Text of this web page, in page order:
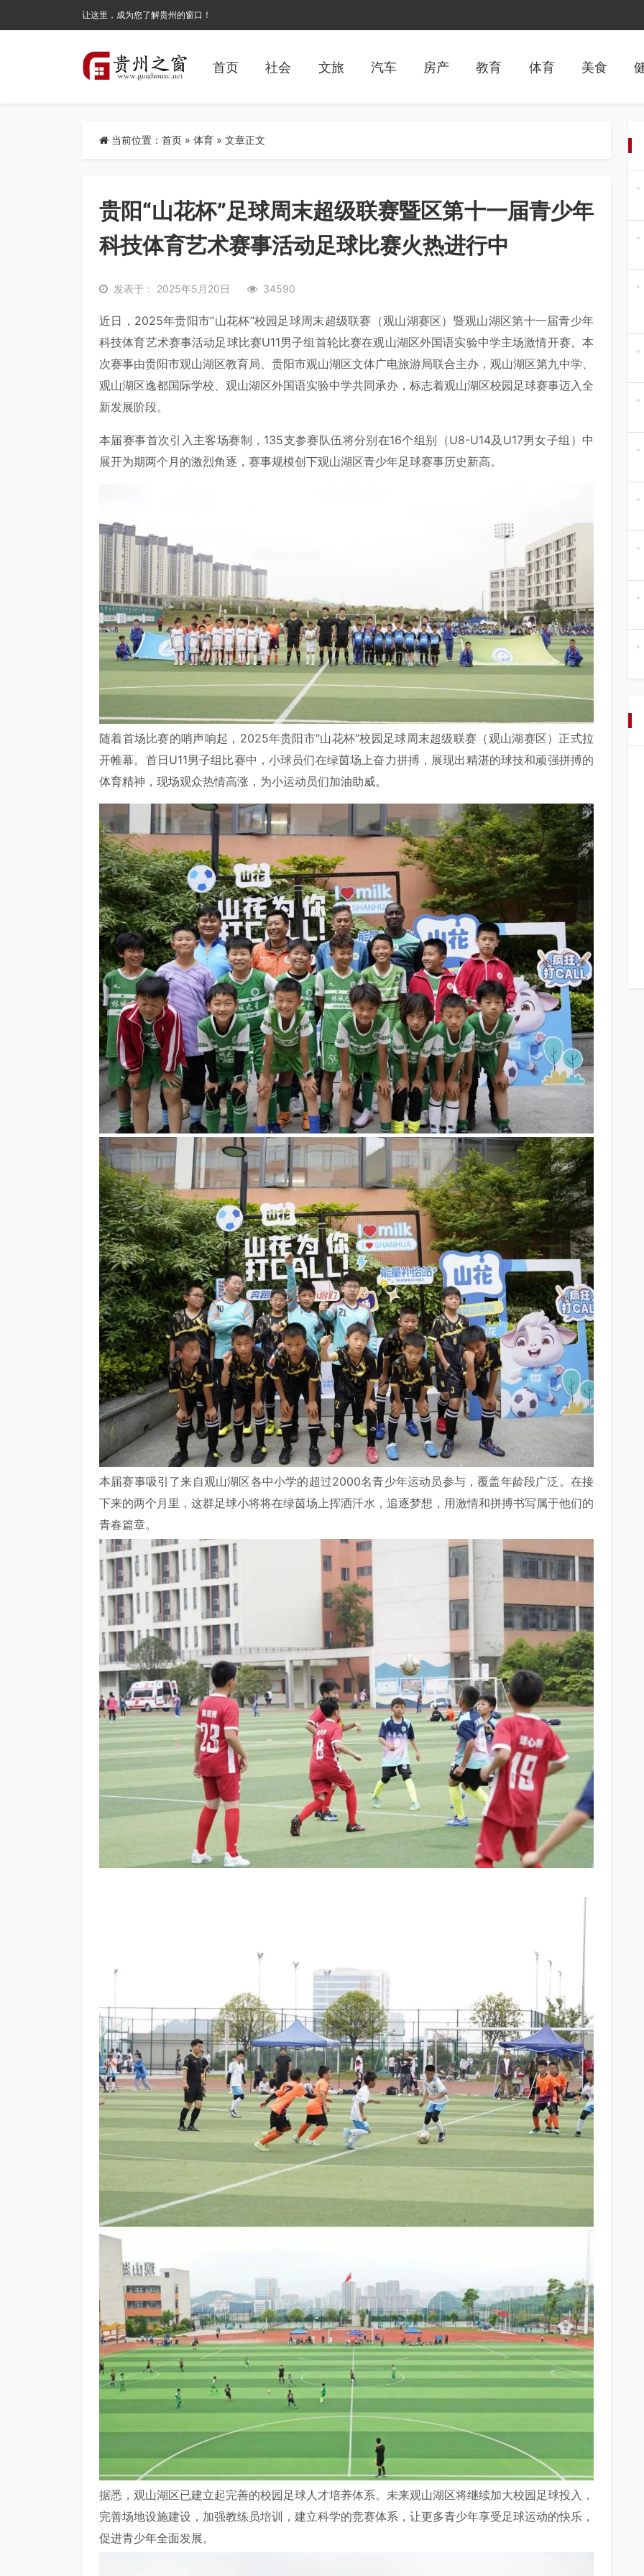
让这里，成为您了解贵州的窗口！
首页 社会 文旅 汽车 房产 教育 体育 美食
当前位置： 首页 » 体育 » 文章正文
贵阳“山花杯”足球周末超级联赛暨区第十一届青少年
科技体育艺术赛事活动足球比赛火热进行中
发表于： 2025年5月20日 34590
近日，2025年贵阳市“山花杯”校园足球周末超级联赛（观山湖赛区）暨观山湖区第十一届青少年
科技体育艺术赛事活动足球比赛U11男子组首轮比赛在观山湖区外国语实验中学主场激情开赛。本
次赛事由贵阳市观山湖区教育局、贵阳市观山湖区文体广电旅游局联合主办，观山湖区第九中学、
观山湖区逸都国际学校、观山湖区外国语实验中学共同承办，标志着观山湖区校园足球赛事迈入全
新发展阶段。
本届赛事首次引入主客场赛制，135支参赛队伍将分别在16个组别（U8-U14及U17男女子组）中
展开为期两个月的激烈角逐，赛事规模创下观山湖区青少年足球赛事历史新高。
随着首场比赛的哨声响起，2025年贵阳市“山花杯”校园足球周末超级联赛（观山湖赛区）正式拉
开帷幕。首日U11男子组比赛中，小球员们在绿茵场上奋力拼搏，展现出精湛的球技和顽强拼搏的
体育精神，现场观众热情高涨，为小运动员们加油助威。
本届赛事吸引了来自观山湖区各中小学的超过2000名青少年运动员参与，覆盖年龄段广泛。在接
下来的两个月里，这群足球小将将在绿茵场上挥洒汗水，追逐梦想，用激情和拼搏书写属于他们的
青春篇章。
据悉，观山湖区已建立起完善的校园足球人才培养体系。未来观山湖区将继续加大校园足球投入，
完善场地设施建设，加强教练员培训，建立科学的竞赛体系，让更多青少年享受足球运动的快乐，
促进青少年全面发展。